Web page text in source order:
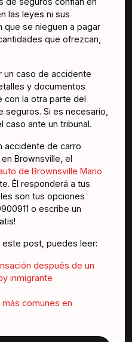
las leyes ni sus
se nieguen a pagar
que ofrezcan,
un caso de accidente
y documentos
con la otra parte del
Si es necesario,
caso ante un tribunal.
accidente de carro
Brownsville, el
de Brownsville Mario
Él responderá a tus
son tus opciones
o escribe un
post, puedes leer:
después de un
inmigrante
comunes en